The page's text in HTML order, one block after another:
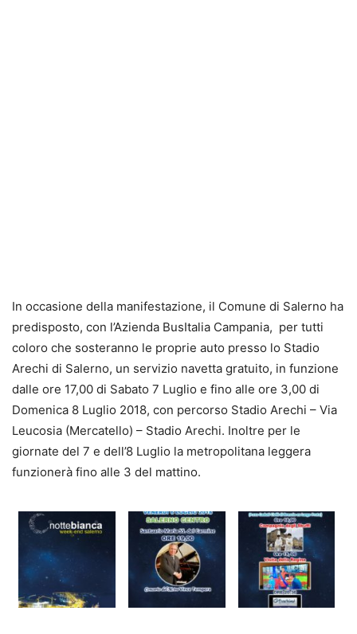
In occasione della manifestazione, il Comune di Salerno ha
predisposto, con l’Azienda BusItalia Campania, per tutti
coloro che sosteranno le proprie auto presso lo Stadio
Arechi di Salerno, un servizio navetta gratuito, in funzione
dalle ore 17,00 di Sabato 7 Luglio e fino alle ore 3,00 di
Domenica 8 Luglio 2018, con percorso Stadio Arechi – Via
Leucosia (Mercatello) – Stadio Arechi. Inoltre per le
giornate del 7 e dell’8 Luglio la metropolitana leggera
funzionerà fino alle 3 del mattino.